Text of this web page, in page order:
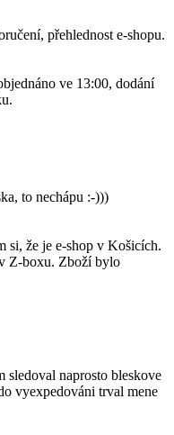
přehlednost e-shopu.
ve 13:00, dodání
to nechápu :-)))
si, že je e-shop v Košicích.
Z-boxu. Zboží bylo
sledoval naprosto bleskove
vyexpedováni trval mene